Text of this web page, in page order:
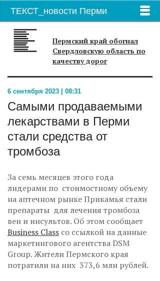
ТЕКСТ_новости Перми
Пермский край обогнал
Свердловскую область по
качеству дорог
6 сентября 2023 | 08:31
Самыми продаваемыми
лекарствами в Перми
стали средства от
тромбоза
За семь месяцев этого года
лидерами по стоимостному объему
на аптечном рынке Прикамья стали
препараты для лечения тромбоза
вен и инсультов. Об этом сообщает
Business Class со ссылкой на данные
маркетингового агентства DSM
Group. Жители Пермского края
потратили на них 373,6 млн рублей.